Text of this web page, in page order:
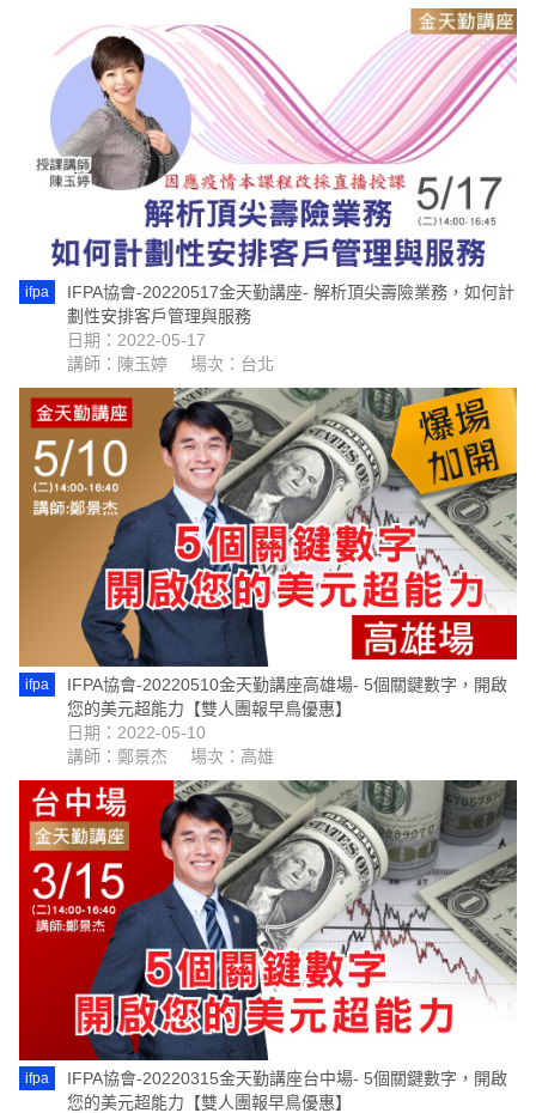
ifpa
IFPA協會-20220517金天勤講座- 解析頂尖壽險業務，如何計
劃性安排客戶管理與服務
日期：2022-05-17
講師：陳玉婷
場次：台北
ifpa
IFPA協會-20220510金天勤講座高雄場- 5個關鍵數字，開啟
您的美元超能力【雙人團報早鳥優惠】
日期：2022-05-10
講師：鄭景杰
場次：高雄
ifpa
IFPA協會-20220315金天勤講座台中場- 5個關鍵數字，開啟
您的美元超能力【雙人團報早鳥優惠】